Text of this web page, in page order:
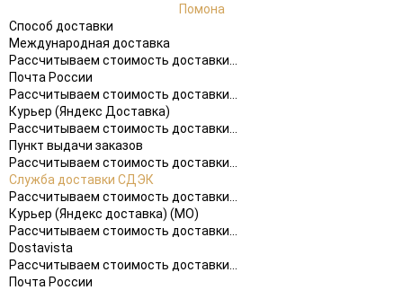
Помона
Способ доставки
Международная доставка
Рассчитываем стоимость доставки...
Почта России
Рассчитываем стоимость доставки...
Курьер (Яндекс Доставка)
Рассчитываем стоимость доставки...
Пункт выдачи заказов
Рассчитываем стоимость доставки...
Служба доставки СДЭК
Рассчитываем стоимость доставки...
Курьер (Яндекс доставка) (МО)
Рассчитываем стоимость доставки...
Dostavista
Рассчитываем стоимость доставки...
Почта России